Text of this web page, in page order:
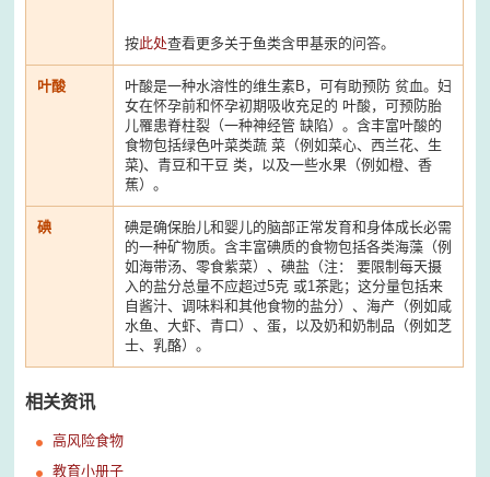
按此处查看更多关于鱼类含甲基汞的问答。
叶酸
叶酸是一种水溶性的维生素B，可有助预防 贫血。妇
女在怀孕前和怀孕初期吸收充足的 叶酸，可预防胎
儿罹患脊柱裂（一种神经管 缺陷）。含丰富叶酸的
食物包括绿色叶菜类蔬 菜（例如菜心、西兰花、生
菜)、青豆和干豆 类，以及一些水果（例如橙、香
蕉）。
碘
碘是确保胎儿和婴儿的脑部正常发育和身体成长必需
的一种矿物质。含丰富碘质的食物包括各类海藻（例
如海带汤、零食紫菜）、碘盐（注： 要限制每天摄
入的盐分总量不应超过5克 或1茶匙；这分量包括来
自酱汁、调味料和其他食物的盐分）、海产（例如咸
水鱼、大虾、青口）、蛋，以及奶和奶制品（例如芝
士、乳酪）。
相关资讯
高风险食物
教育小册子